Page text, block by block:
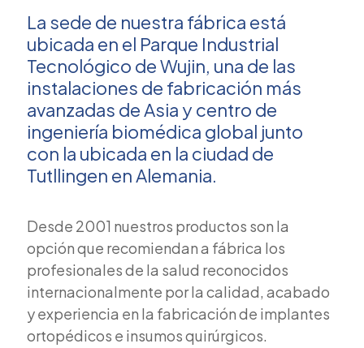
La sede de nuestra fábrica está
ubicada en el Parque Industrial
Tecnológico de Wujin, una de las
instalaciones de fabricación más
avanzadas de Asia y centro de
ingeniería biomédica global junto
con la ubicada en la ciudad de
Tutllingen en Alemania.
Desde 2001 nuestros productos son la
opción que recomiendan a fábrica los
profesionales de la salud reconocidos
internacionalmente por la calidad, acabado
y experiencia en la fabricación de implantes
ortopédicos e insumos quirúrgicos.